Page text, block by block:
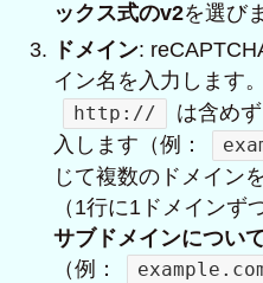
ックス式のv2を選び
ドメイン:
イン名を入力します
http://
は含め
入します（例：
じて複数のドメイン
（1行に1ドメインず
サブドメインについ
（例：